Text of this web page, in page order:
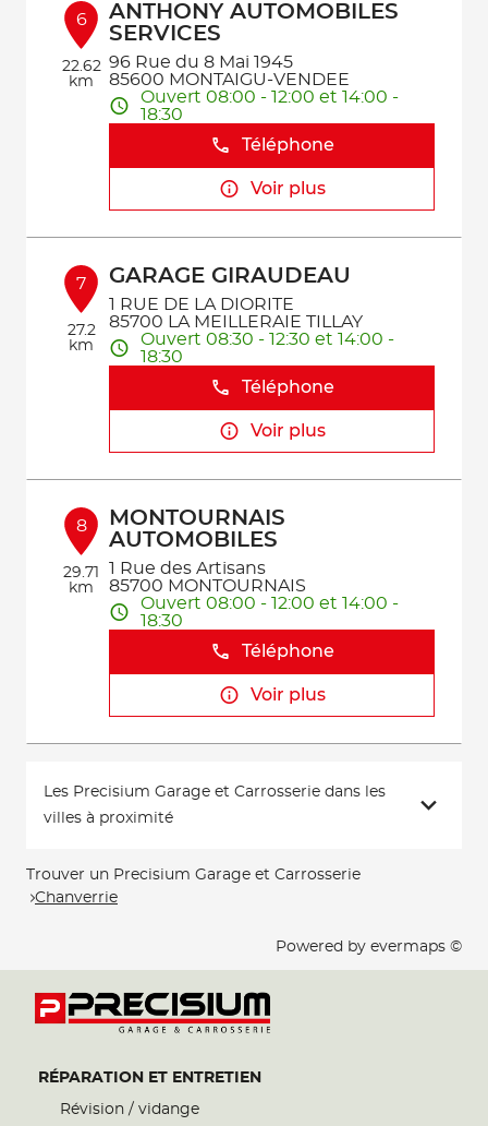
6
22.62
km
ANTHONY AUTOMOBILES
SERVICES
96 Rue du 8 Mai 1945
85600 MONTAIGU-VENDEE
Ouvert 08:00 - 12:00 et 14:00 -
18:30
Téléphone
Voir plus
7
27.2
km
GARAGE GIRAUDEAU
1 RUE DE LA DIORITE
85700 LA MEILLERAIE TILLAY
Ouvert 08:30 - 12:30 et 14:00 -
18:30
Téléphone
Voir plus
8
29.71
km
MONTOURNAIS
AUTOMOBILES
1 Rue des Artisans
85700 MONTOURNAIS
Ouvert 08:00 - 12:00 et 14:00 -
18:30
Téléphone
Voir plus
Les Precisium Garage et Carrosserie dans les
villes à proximité
Trouver un Precisium Garage et Carrosserie
Chanverrie
Powered by evermaps ©
RÉPARATION ET ENTRETIEN
Révision / vidange